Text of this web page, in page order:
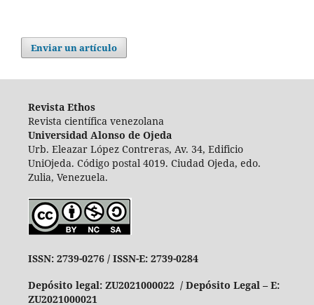
Enviar un artículo
Revista Ethos
Revista científica venezolana
Universidad Alonso de Ojeda
Urb. Eleazar López Contreras, Av. 34, Edificio
UniOjeda. Código postal 4019. Ciudad Ojeda, edo.
Zulia, Venezuela.
ISSN: 2739-0276 / ISSN-E: 2739-0284
Depósito legal: ZU2021000022 / Depósito Legal – E:
ZU2021000021